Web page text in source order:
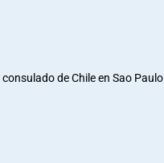
de Chile en Sao Paulo